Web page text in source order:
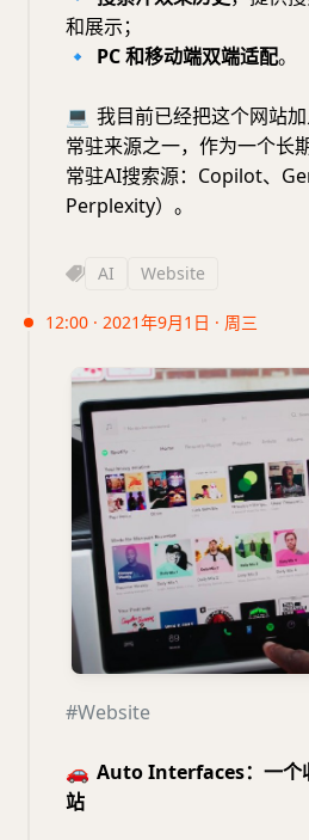
和展示；
🔹
PC 和移动端双端适配。
💻 我目前已经把这个网站
常驻来源之一，作为一个长
常驻AI搜索源：Copilot、
Perplexity）。
AI Website
12:00 · 2021年9月1日 · 周三
#Website
🚗 Auto Interfaces：一个
站